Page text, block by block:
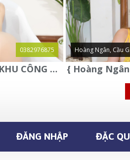
0382976875
KIỀU ANH GÁI GỌI KHU CÔNG NGHIỆP QUANG MINH - MÊ LINH
Hoàng Ngân, Cầu
ĐĂNG NHẬP ĐẶC